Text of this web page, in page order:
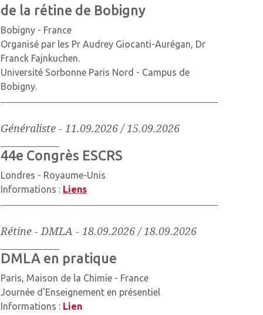
de la rétine de Bobigny
Bobigny - France
Organisé par les Pr Audrey Giocanti-Aurégan, Dr
Franck Fajnkuchen.
Université Sorbonne Paris Nord - Campus de
Bobigny.
Généraliste - 11.09.2026 / 15.09.2026
44e Congrès ESCRS
Londres - Royaume-Unis
Informations : Liens
Rétine - DMLA - 18.09.2026 / 18.09.2026
DMLA en pratique
Paris, Maison de la Chimie - France
Journée d'Enseignement en présentiel
Informations : Lien